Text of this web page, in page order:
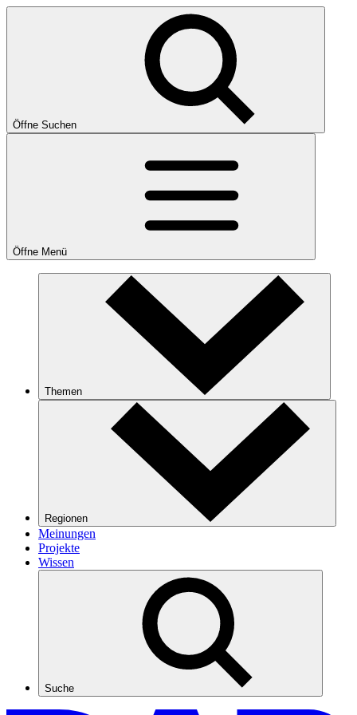
Öffne Suchen
Öffne Menü
Themen
Regionen
Meinungen
Projekte
Wissen
Suche